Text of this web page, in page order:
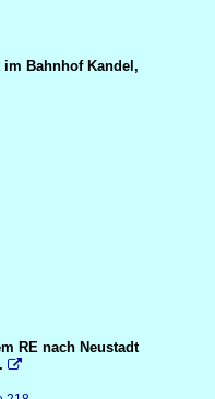
Bahnhof Kandel,
RE nach Neustadt
